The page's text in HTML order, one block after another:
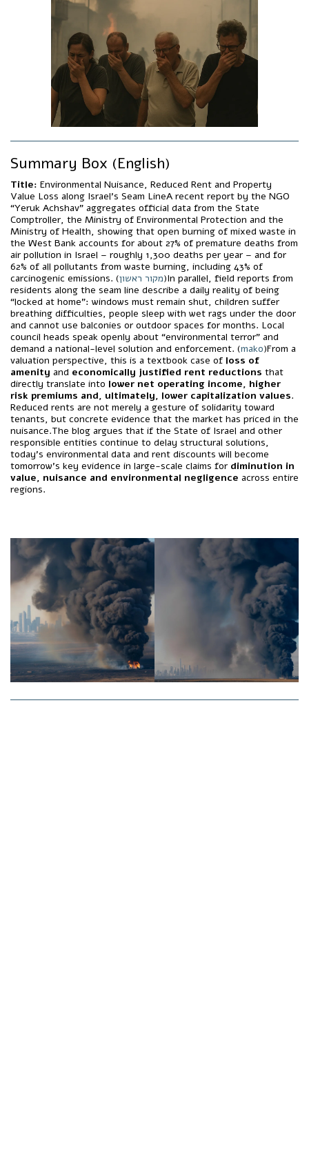
Summary Box (English)
Title: Environmental Nuisance, Reduced Rent and Property
Value Loss along Israel’s Seam LineA recent report by the NGO
“Yeruk Achshav” aggregates official data from the State
Comptroller, the Ministry of Environmental Protection and the
Ministry of Health, showing that open burning of mixed waste in
the West Bank accounts for about 27% of premature deaths from
air pollution in Israel – roughly 1,300 deaths per year – and for
62% of all pollutants from waste burning, including 43% of
carcinogenic emissions. (מקור ראשון)In parallel, field reports from
residents along the seam line describe a daily reality of being
“locked at home”: windows must remain shut, children suffer
breathing difficulties, people sleep with wet rags under the door
and cannot use balconies or outdoor spaces for months. Local
council heads speak openly about “environmental terror” and
demand a national-level solution and enforcement. (mako)From a
valuation perspective, this is a textbook case of loss of
amenity and economically justified rent reductions that
directly translate into lower net operating income, higher
risk premiums and, ultimately, lower capitalization values.
Reduced rents are not merely a gesture of solidarity toward
tenants, but concrete evidence that the market has priced in the
nuisance.The blog argues that if the State of Israel and other
responsible entities continue to delay structural solutions,
today’s environmental data and rent discounts will become
tomorrow’s key evidence in large-scale claims for diminution in
value, nuisance and environmental negligence across entire
regions.